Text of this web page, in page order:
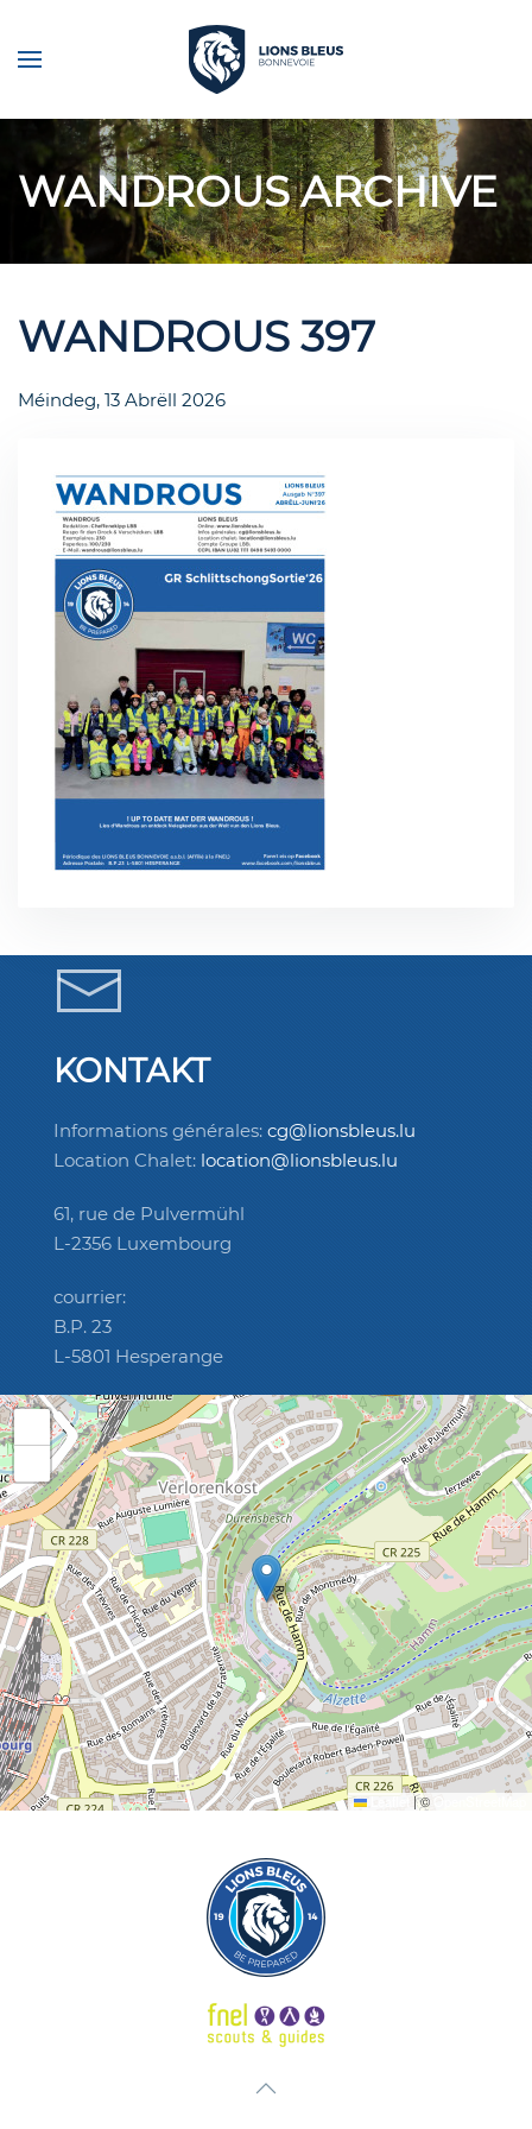
Skip to main content
WANDROUS ARCHIVE
WANDROUS 397
Méindeg, 13 Abrëll 2026
KONTAKT
Informations générales: cg@lionsbleus.lu
Location Chalet: location@lionsbleus.lu
61, rue de Pulvermühl
L-2356 Luxembourg
courrier:
B.P. 23
L-5801 Hesperange
|©